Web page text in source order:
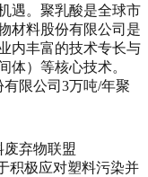
遇。聚乳酸是全球市
材料股份有限公司是
内丰富的技术专长与
体）等核心技术。
限公司3万吨/年聚
废弃物联盟
积极应对塑料污染并